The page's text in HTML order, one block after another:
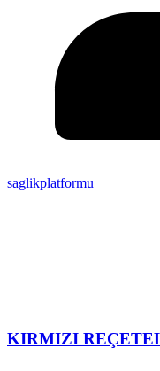
saglikplatformu
KIRMIZI